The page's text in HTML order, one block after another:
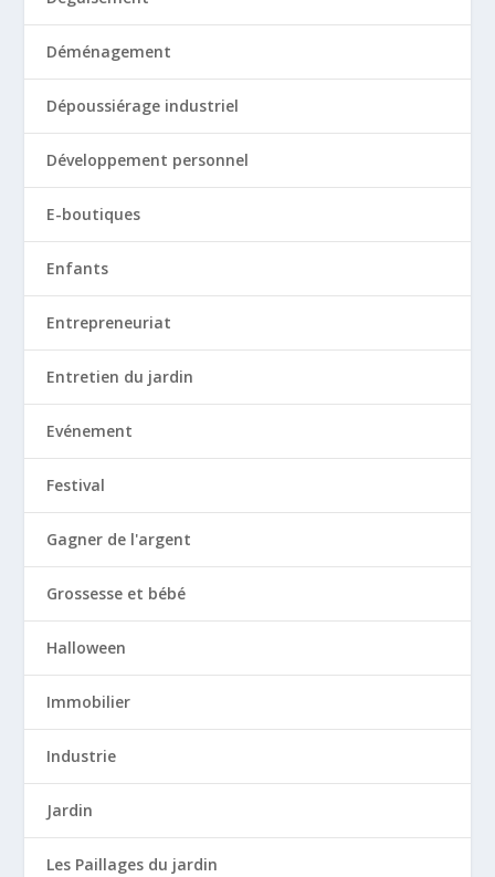
Déménagement
Dépoussiérage industriel
Développement personnel
E-boutiques
Enfants
Entrepreneuriat
Entretien du jardin
Evénement
Festival
Gagner de l'argent
Grossesse et bébé
Halloween
Immobilier
Industrie
Jardin
Les Paillages du jardin